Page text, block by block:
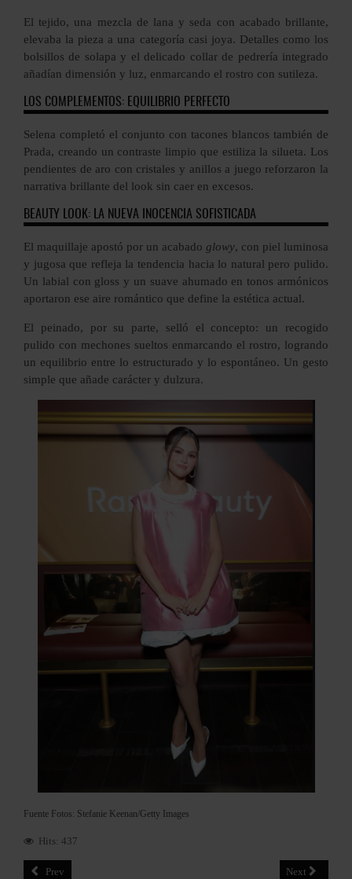
El tejido, una mezcla de lana y seda con acabado brillante,
elevaba la pieza a una categoría casi joya. Detalles como los
bolsillos de solapa y el delicado collar de pedrería integrado
añadían dimensión y luz, enmarcando el rostro con sutileza.
LOS COMPLEMENTOS: EQUILIBRIO PERFECTO
Selena completó el conjunto con tacones blancos también de
Prada, creando un contraste limpio que estiliza la silueta. Los
pendientes de aro con cristales y anillos a juego reforzaron la
narrativa brillante del look sin caer en excesos.
BEAUTY LOOK: LA NUEVA INOCENCIA SOFISTICADA
El maquillaje apostó por un acabado glowy, con piel luminosa
y jugosa que refleja la tendencia hacia lo natural pero pulido.
Un labial con gloss y un suave ahumado en tonos armónicos
aportaron ese aire romántico que define la estética actual.
El peinado, por su parte, selló el concepto: un recogido
pulido con mechones sueltos enmarcando el rostro, logrando
un equilibrio entre lo estructurado y lo espontáneo. Un gesto
simple que añade carácter y dulzura.
Fuente Fotos: Stefanie Keenan/Getty Images
Hits: 437
Prev Next